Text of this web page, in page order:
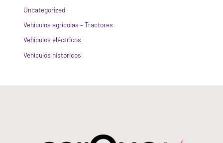
Uncategorized
Vehículos agrícolas – Tractores
Vehículos eléctricos
Vehículos históricos